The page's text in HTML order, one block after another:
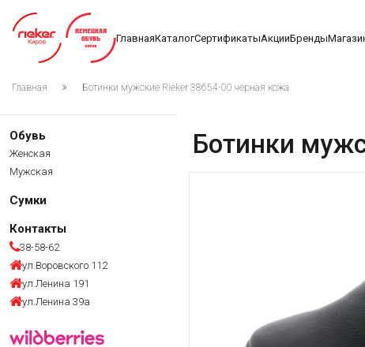
ГлавнаяКаталогСертификатыАкцииБренды
Главная Ботинки мужские Rieker 38654-00 черная кожа
Обувь
Женская
Мужская
Сумки
Контакты
38-58-62
ул.Воровского 112
ул.Ленина 191
ул.Ленина 39а
Ботинки